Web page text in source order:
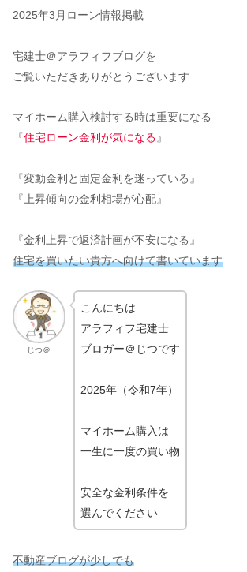
2025年3月ローン情報掲載
宅建士＠アラフィフブログを
ご覧いただきありがとうございます
マイホーム購入検討する時は重要になる
『住宅ローン金利が気になる 』
『変動金利と固定金利を迷っている』
『上昇傾向の金利相場が心配』
『金利上昇で返済計画が不安になる』
住宅を買いたい貴方へ向けて書いています
じつ＠
こんにちは
アラフィフ宅建士
ブロガー＠じつです
2025年（令和7年）
マイホーム購入は
一生に一度の買い物
安全な金利条件を
選んでください
不動産ブログが少しでも